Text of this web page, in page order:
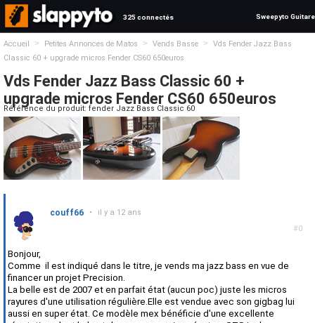
325 connectés Sweepyto Guitare
Accueil > Petites Annonces de Matos > Vends Basse >
Vds Fender Jazz Bass
Classic 60 + upgrade micros Fender CS60 650euros
Vds Fender Jazz Bass Classic 60 +
upgrade micros Fender CS60 650euros
Référence du produit: fender Jazz Bass Classic 60
#0
couff66 • il y a 12 ans
Bonjour,
Comme il est indiqué dans le titre, je vends ma jazz bass en vue de
financer un projet Precision.
La belle est de 2007 et en parfait état (aucun poc) juste les micros
rayures d'une utilisation régulière.Elle est vendue avec son gigbag lui
aussi en super état. Ce modèle mex bénéficie d'une excellente